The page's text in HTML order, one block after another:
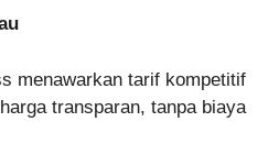
menawarkan tarif kompetitif
transparan, tanpa biaya